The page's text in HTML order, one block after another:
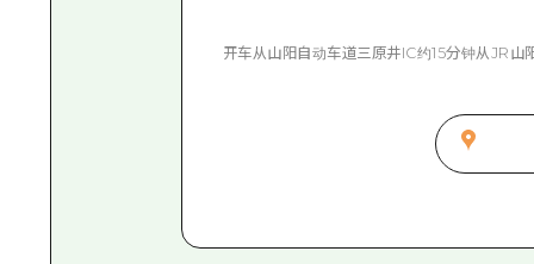
开车从山阳自动车道三原井IC约15分钟从JR